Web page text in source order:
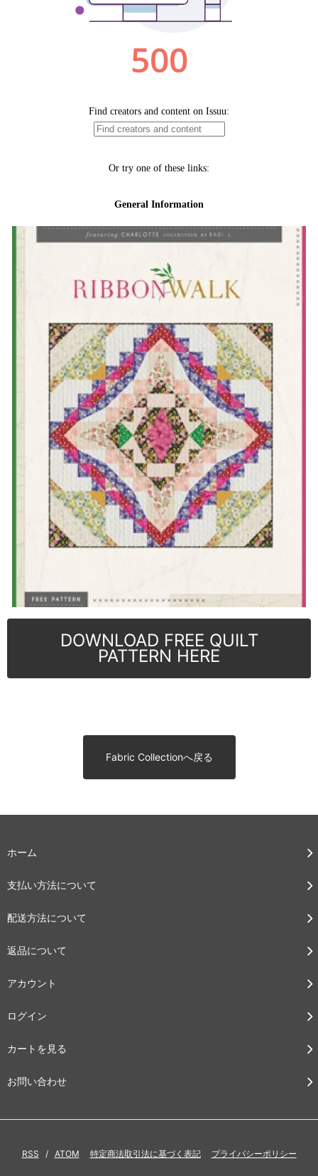
DOWNLOAD FREE QUILT
PATTERN HERE
Fabric Collectionへ戻る
ホーム
支払い方法について
配送方法について
返品について
アカウント
ログイン
カートを見る
お問い合わせ
RSS / ATOM 特定商法取引法に基づく表記 プライバシーポリシー